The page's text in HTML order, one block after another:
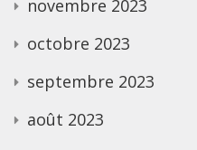
novembre 2023
octobre 2023
septembre 2023
août 2023